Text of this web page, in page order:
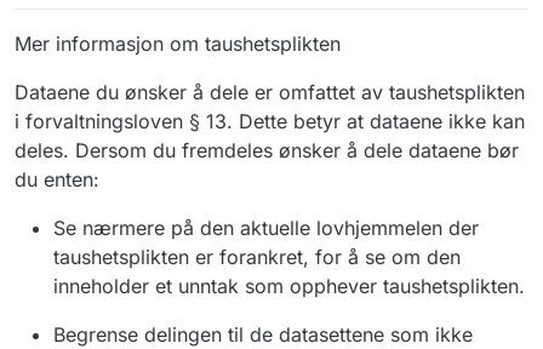
Mer informasjon om taushetsplikten
Dataene du ønsker å dele er omfattet av taushetsplikten
i forvaltningsloven § 13. Dette betyr at dataene ikke kan
deles. Dersom du fremdeles ønsker å dele dataene bør
du enten:
Se nærmere på den aktuelle lovhjemmelen der
taushetsplikten er forankret, for å se om den
inneholder et unntak som opphever taushetsplikten.
Begrense delingen til de datasettene som ikke